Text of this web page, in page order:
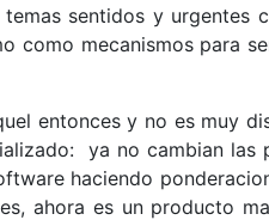
sentidos y urgentes
como mecanismos para
entonces y no es muy
ya no cambian
haciendo
ahora es un producto